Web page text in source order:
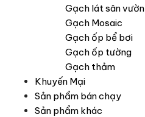
Gạch lát sân vườn
Gạch Mosaic
Gạch ốp bể bơi
Gạch ốp tường
Gạch thảm
Khuyến Mại
Sản phẩm bán chạy
Sản phẩm khác